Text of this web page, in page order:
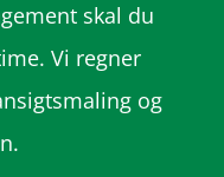
skal du
Vi regner
og